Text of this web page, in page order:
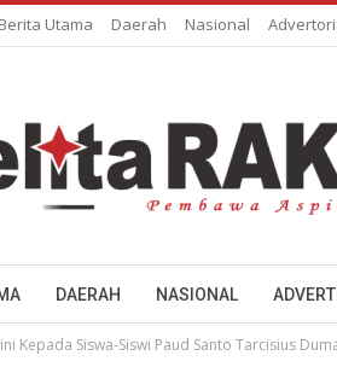
Berita Utama Daerah Nasional
DAERAH NASIONAL
Kepada Siswa-Siswi Paud Santo Tarcisius